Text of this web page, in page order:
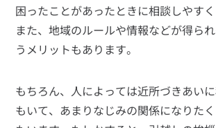
困ったことがあったときに相談しやすく
また、地域のルールや情報などが得ら
うメリットもあります。
もちろん、人によっては近所づきあい
もいて、あまりなじみの関係になりた